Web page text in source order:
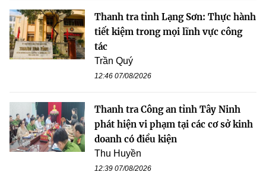
Thanh tra tỉnh Lạng Sơn: Thực hành
tiết kiệm trong mọi lĩnh vực công
tác
Trần Quý
12:46 07/08/2026
Thanh tra Công an tỉnh Tây Ninh
phát hiện vi phạm tại các cơ sở kinh
doanh có điều kiện
Thu Huyền
12:39 07/08/2026